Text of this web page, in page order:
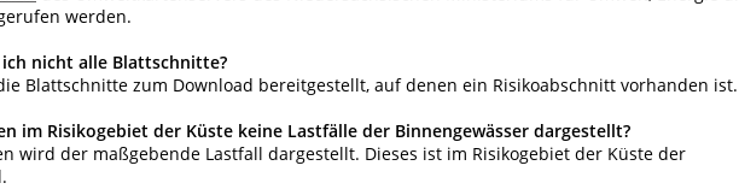
werden.
nicht alle Blattschnitte?
Blattschnitte zum Download bereitgestellt, auf denen ein Risikoabschnitt vorhanden ist.
im Risikogebiet der Küste keine Lastfälle der Binnengewässer dargestellt?
wird der maßgebende Lastfall dargestellt. Dieses ist im Risikogebiet der Küste der